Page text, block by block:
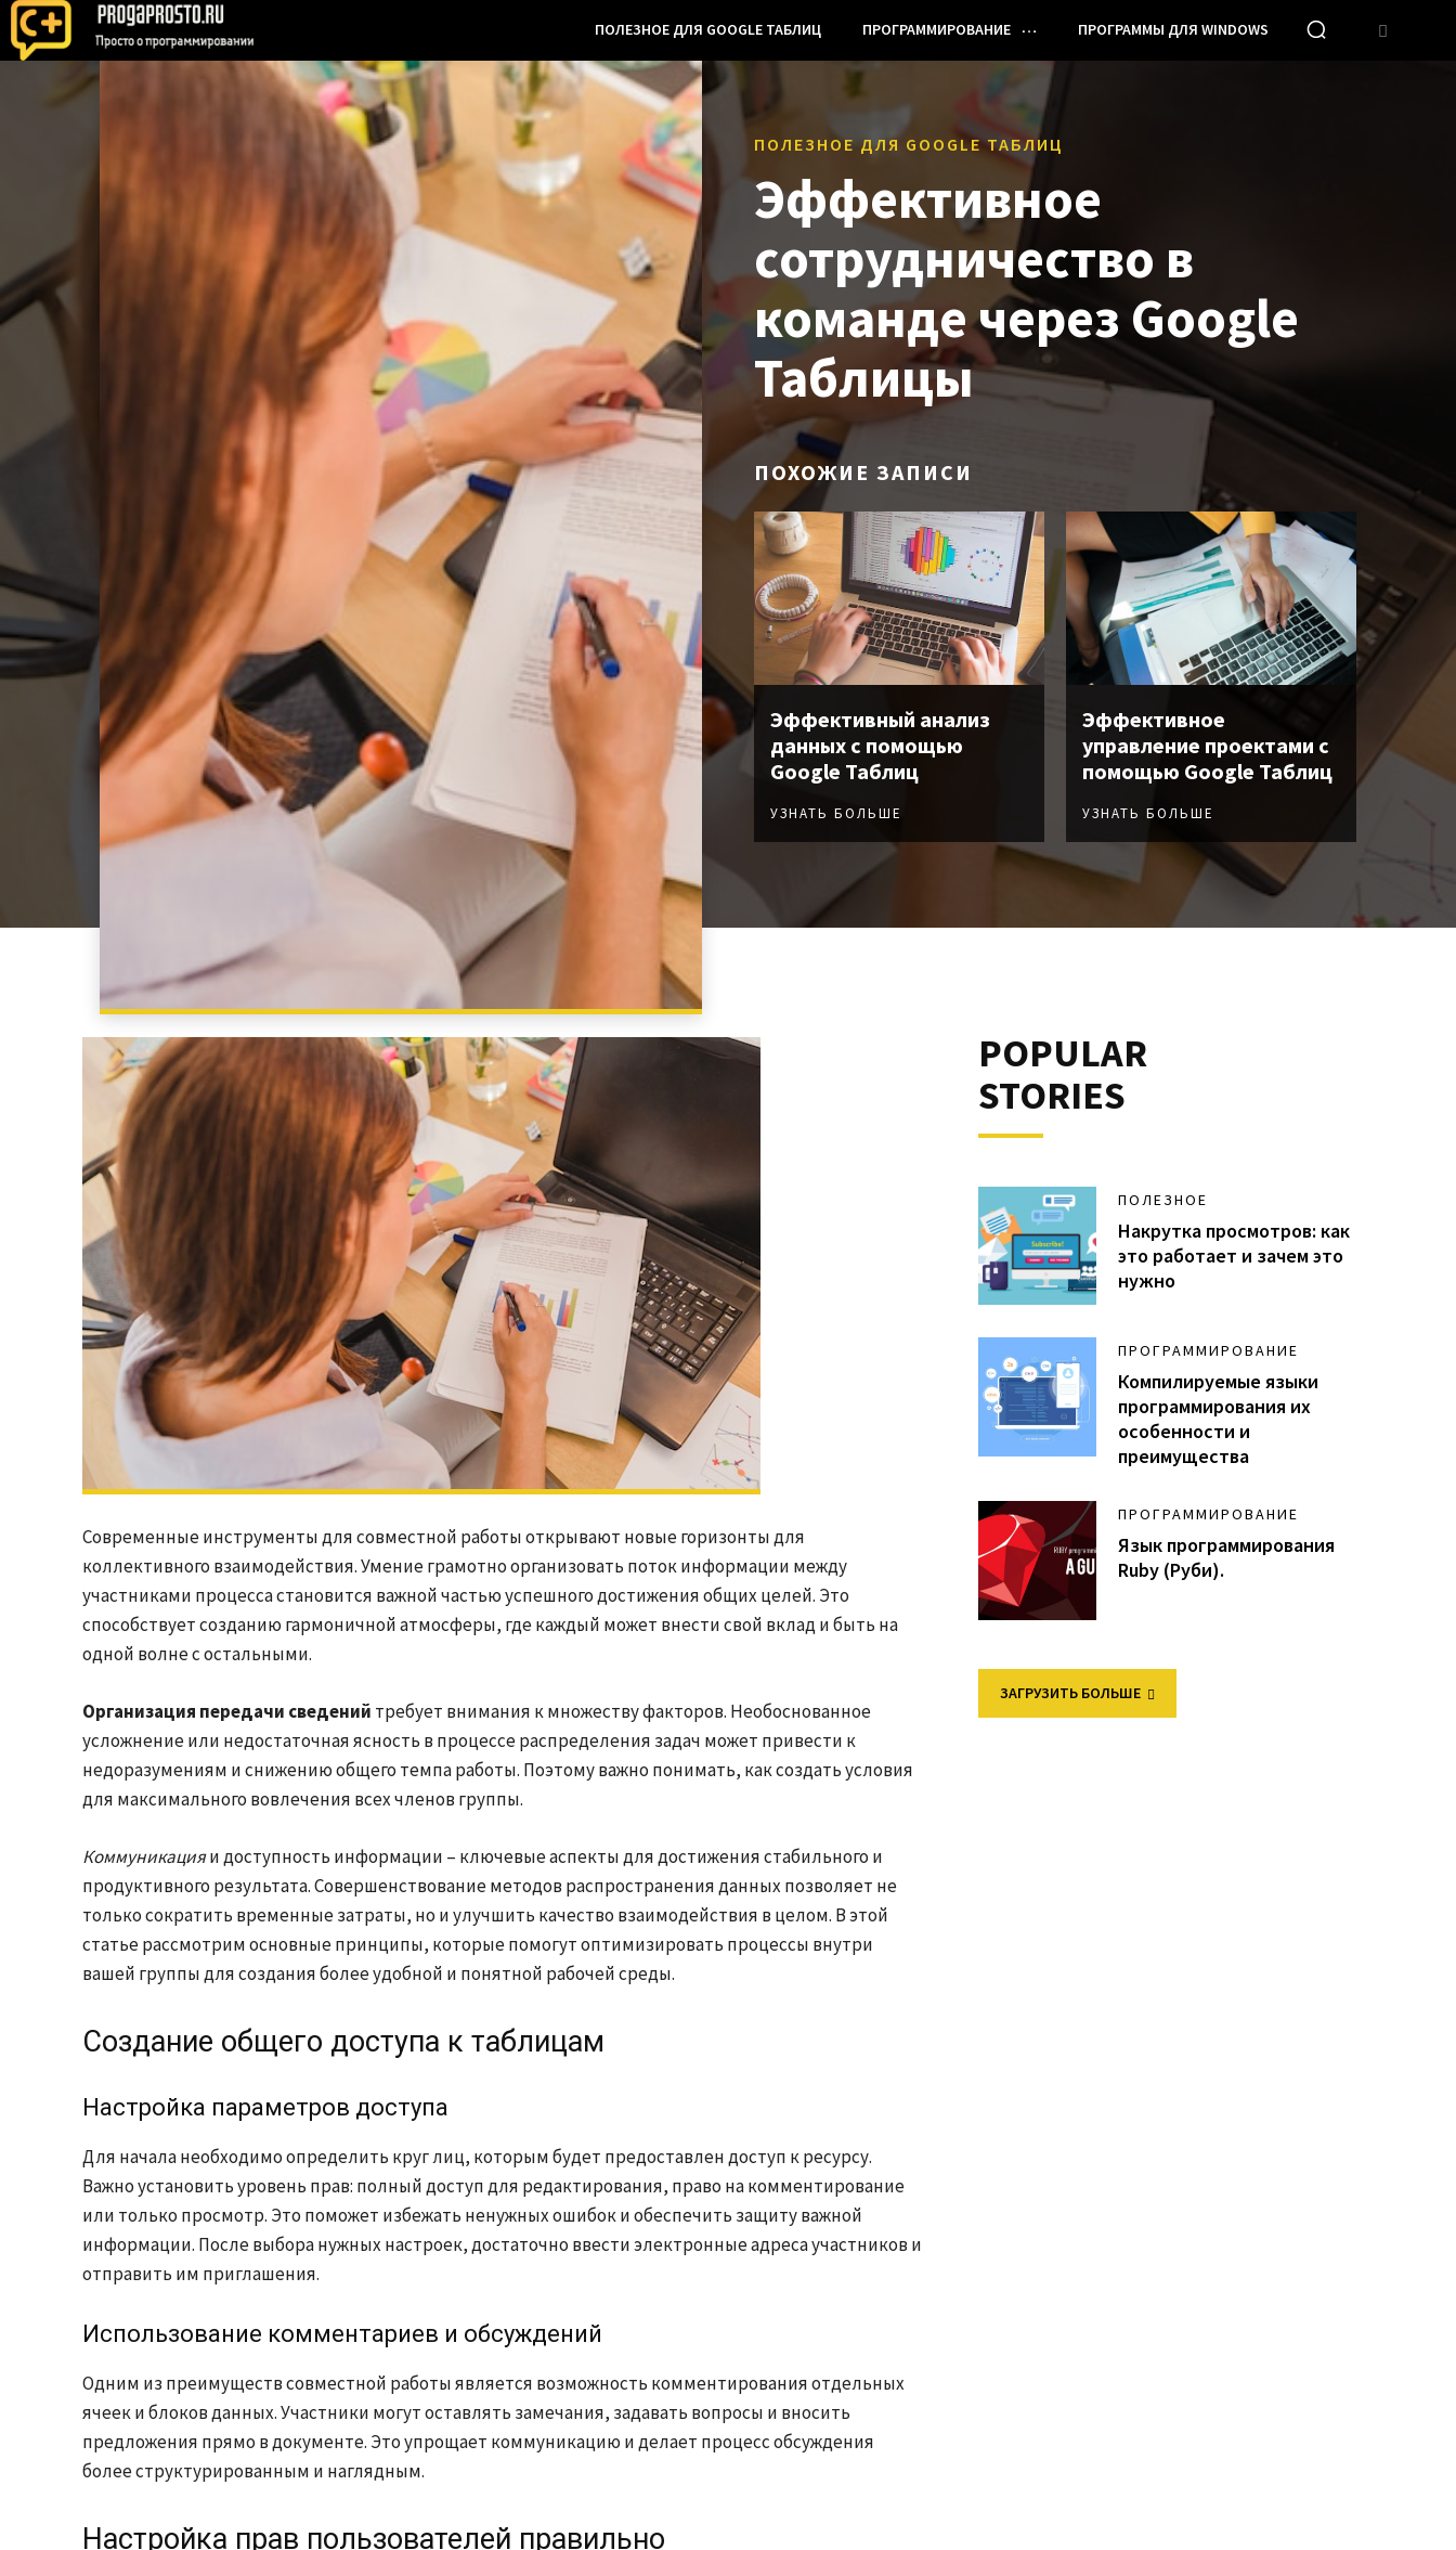
ПОЛЕЗНОЕ ДЛЯ GOOGLE ТАБЛИЦ ПРОГРАММИРОВАНИЕ ПРОГРАММЫ ДЛЯ WINDOWS
ПОЛЕЗНОЕ ДЛЯ GOOGLE ТАБЛИЦ
Эффективное
сотрудничество в
команде через Google
Таблицы
ПОХОЖИЕ ЗАПИСИ
Эффективный анализ
данных с помощью
Google Таблиц
УЗНАТЬ БОЛЬШЕ
Эффективное
управление проектами с
помощью Google Таблиц
УЗНАТЬ БОЛЬШЕ
Современные инструменты для совместной работы открывают новые горизонты для
коллективного взаимодействия. Умение грамотно организовать поток информации между
участниками процесса становится важной частью успешного достижения общих целей. Это
способствует созданию гармоничной атмосферы, где каждый может внести свой вклад и быть на
одной волне с остальными.
Организация передачи сведений требует внимания к множеству факторов. Необоснованное
усложнение или недостаточная ясность в процессе распределения задач может привести к
недоразумениям и снижению общего темпа работы. Поэтому важно понимать, как создать условия
для максимального вовлечения всех членов группы.
Коммуникацияи доступность информации – ключевые аспекты для достижения стабильного и
продуктивного результата. Совершенствование методов распространения данных позволяет не
только сократить временные затраты, но и улучшить качество взаимодействия в целом. В этой
статье рассмотрим основные принципы, которые помогут оптимизировать процессы внутри
вашей группы для создания более удобной и понятной рабочей среды.
Создание общего доступа к таблицам
Настройка параметров доступа
Для начала необходимо определить круг лиц, которым будет предоставлен доступ к ресурсу.
Важно установить уровень прав: полный доступ для редактирования, право на комментирование
или только просмотр. Это поможет избежать ненужных ошибок и обеспечить защиту важной
информации. После выбора нужных настроек, достаточно ввести электронные адреса участников и
отправить им приглашения.
Использование комментариев и обсуждений
Одним из преимуществ совместной работы является возможность комментирования отдельных
ячеек и блоков данных. Участники могут оставлять замечания, задавать вопросы и вносить
предложения прямо в документе. Это упрощает коммуникацию и делает процесс обсуждения
более структурированным и наглядным.
Настройка прав пользователей правильно
POPULAR
STORIES
ПОЛЕЗНОЕ
Накрутка просмотров: как
это работает и зачем это
нужно
ПРОГРАММИРОВАНИЕ
Компилируемые языки
программирования их
особенности и
преимущества
ПРОГРАММИРОВАНИЕ
Язык программирования
Ruby (Руби).
ЗАГРУЗИТЬ БОЛЬШЕ